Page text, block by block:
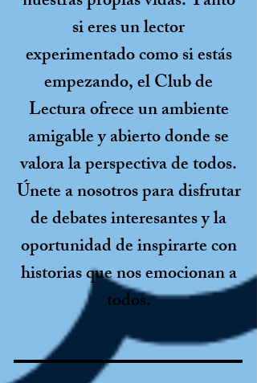
si eres un lector
experimentado como si estás
empezando, el Club de
Lectura ofrece un ambiente
amigable y abierto donde se
valora la perspectiva de todos.
Únete a nosotros para disfrutar
de debates interesantes y la
oportunidad de inspirarte con
historias que nos emocionan a
todos.